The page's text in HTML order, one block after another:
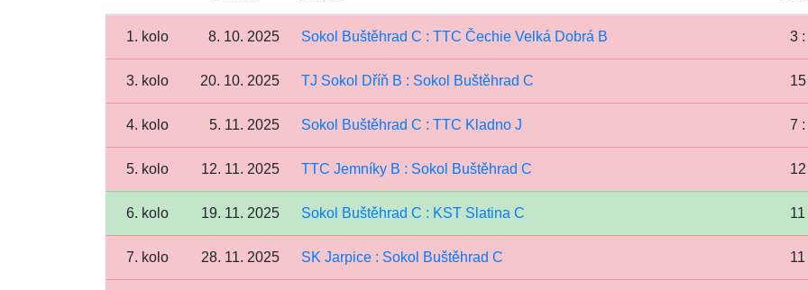
1. kolo 8. 10. 2025 Sokol Buštěhrad C : TTC Čechie Velká Dobrá B 3 :
3. kolo 20. 10. 2025 TJ Sokol Dříň B : Sokol Buštěhrad C
4. kolo 5. 11. 2025 Sokol Buštěhrad C : TTC Kladno J 7 :
5. kolo 12. 11. 2025 TTC Jemníky B : Sokol Buštěhrad C
6. kolo 19. 11. 2025 Sokol Buštěhrad C : KST Slatina C 11
7. kolo 28. 11. 2025 SK Jarpice : Sokol Buštěhrad C 11